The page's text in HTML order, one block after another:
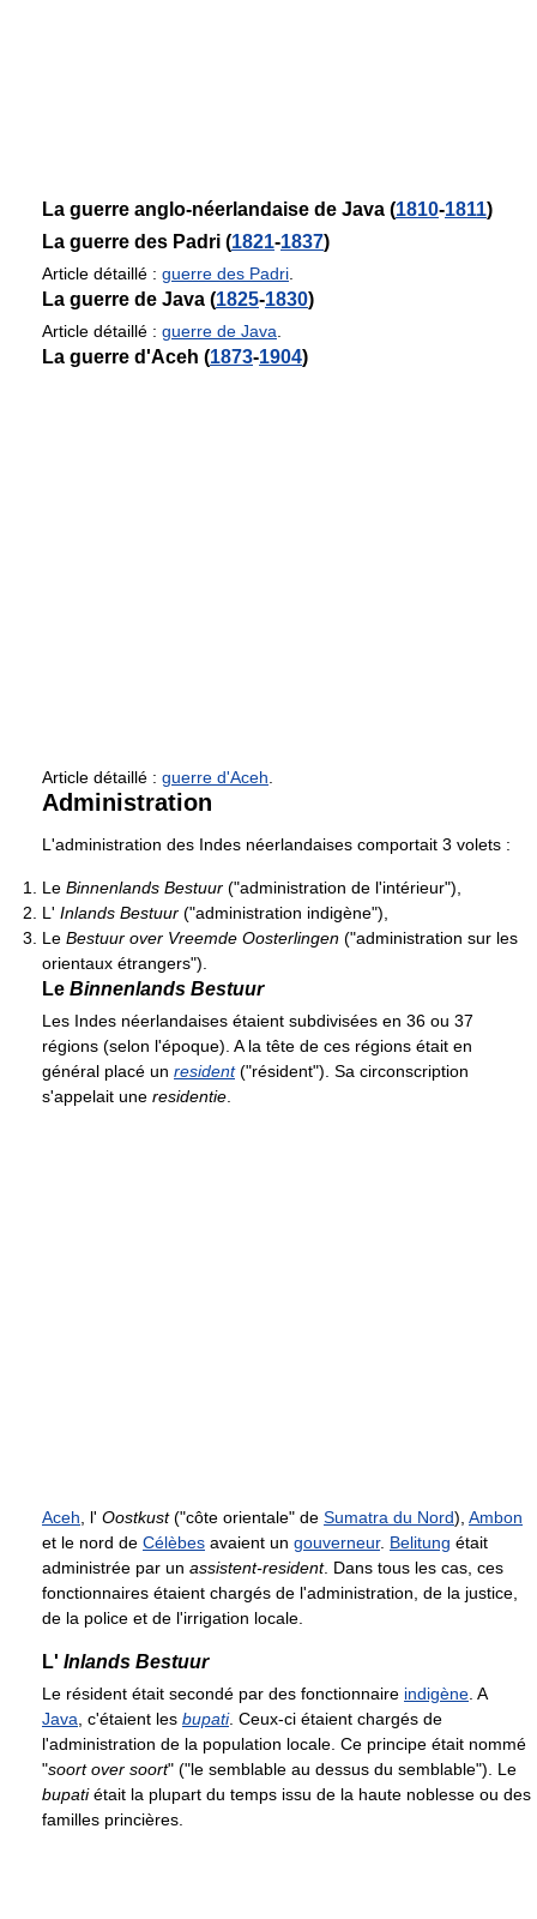
La guerre anglo-néerlandaise de Java (1810-1811)
La guerre des Padri (1821-1837)
Article détaillé : guerre des Padri
La guerre de Java (1825-1830)
Article détaillé : guerre de Java
La guerre d'Aceh (1873-1904)
Article détaillé : guerre d'Aceh
Administration
L'administration des Indes néerlandaises comportait 3 volets :
Le Binnenlands Bestuur ("administration de l'intérieur"),
L' Inlands Bestuur ("administration indigène"),
Le Bestuur over Vreemde Oosterlingen ("administration sur les
orientaux étrangers").
Le Binnenlands Bestuur
Les Indes néerlandaises étaient subdivisées en 36 ou 37
régions (selon l'époque). A la tête de ces régions était en
général placé un resident("résident"). Sa circonscription
s'appelait une residentie
Aceh , l' Oostkust("côte orientale" de Sumatra du Nord), Ambon
et le nord de Célèbes avaient un gouverneur. Belitung était
administrée par un assistent-resident. Dans tous les cas, ces
fonctionnaires étaient chargés de l'administration, de la justice,
de la police et de l'irrigation locale.
L' Inlands Bestuur
Le résident était secondé par des fonctionnaire indigène . A
Java , c'étaient les bupati. Ceux-ci étaient chargés de
l'administration de la population locale. Ce principe était nommé
"soort over soort" ("le semblable au dessus du semblable"). Le
bupatiétait la plupart du temps issu de la haute noblesse ou des
familles princières.